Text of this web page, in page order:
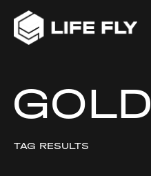
GOLD
TAG RESULTS